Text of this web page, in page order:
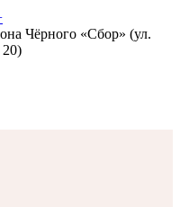
Чёрного «Сбор» (ул.